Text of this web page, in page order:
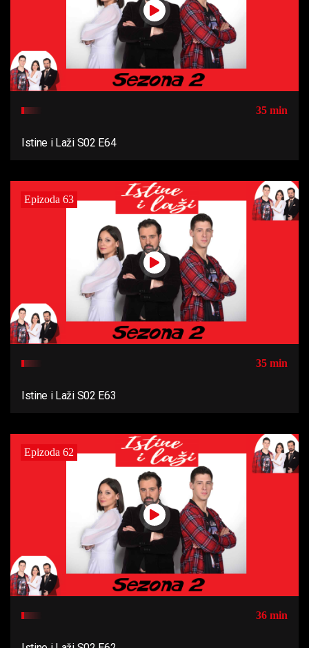
35 min
Istine i Laži S02 E64
Epizoda 63
35 min
Istine i Laži S02 E63
Epizoda 62
36 min